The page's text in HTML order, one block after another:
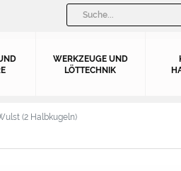
WERKZEUGE UND
LÖTTECHNIK
(2 Halbkugeln)